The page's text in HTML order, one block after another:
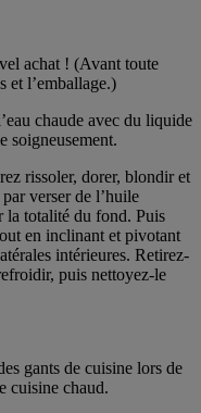
achat ! (Avant toute
et l’emballage.)
chaude avec du liquide
soigneusement.
rissoler, dorer, blondir et
verser de l’huile
la totalité du fond. Puis
en inclinant et pivotant
intérieures. Retirez-
puis nettoyez-le
gants de cuisine lors de
cuisine chaud.